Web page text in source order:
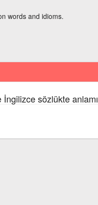
words and idioms.
sözlükte anlamı